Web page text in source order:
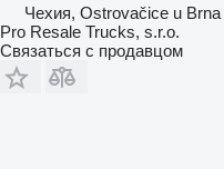
Чехия, Ostrovačice u Brna
Pro Resale Trucks, s.r.o.
Связаться с продавцом